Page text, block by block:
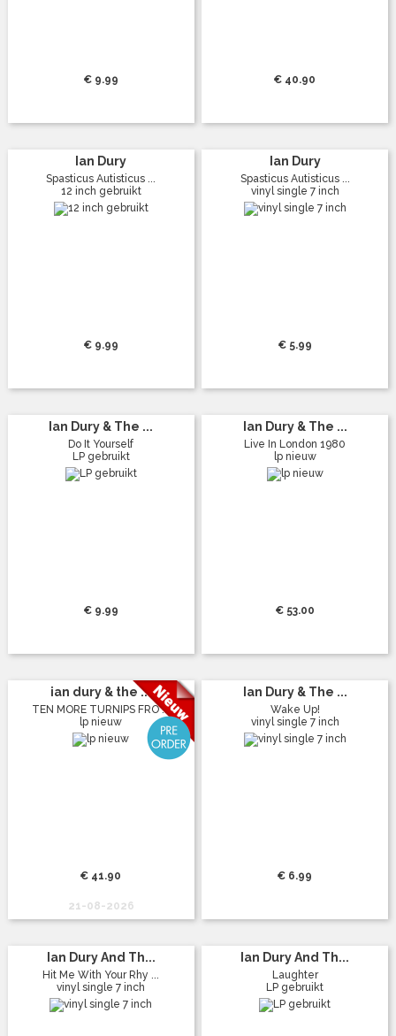
€ 9.99 € 40.90
Ian Dury
Spasticus Autisticus ...
12 inch gebruikt
€ 9.99
Ian Dury
Spasticus Autisticus ...
vinyl single 7 inch
€ 5.99
Ian Dury & The ...
Do It Yourself
LP gebruikt
€ 9.99
Ian Dury & The ...
Live In London 1980
lp nieuw
€ 53.00
ian dury & the ...
TEN MORE TURNIPS FRO ...
lp nieuw
€ 41.90
21-08-2026
Ian Dury & The ...
Wake Up!
vinyl single 7 inch
€ 6.99
Ian Dury And Th...
Hit Me With Your Rhy ...
vinyl single 7 inch
Ian Dury And Th...
Laughter
LP gebruikt